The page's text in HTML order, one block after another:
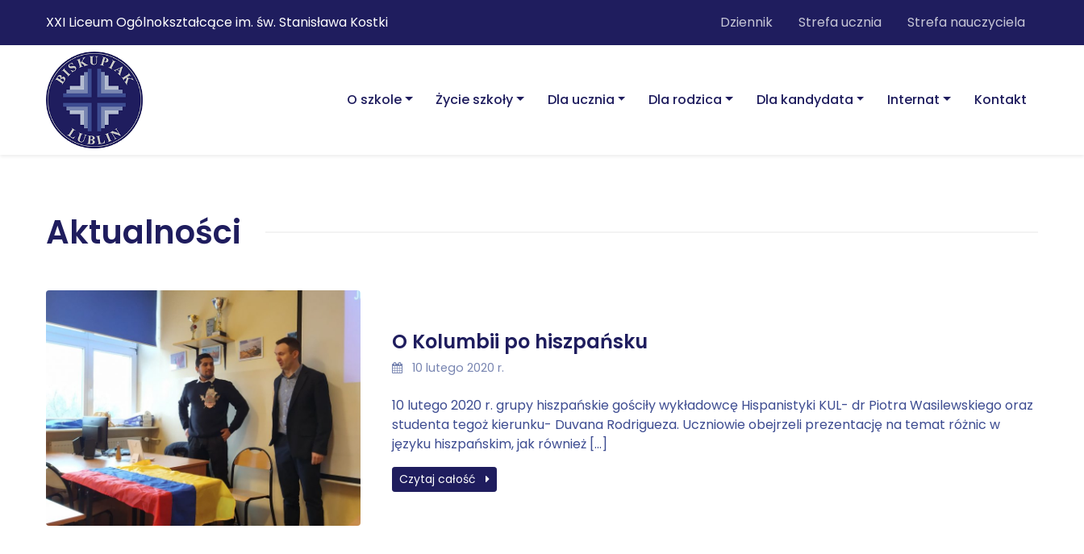
XXI Liceum Ogólnokształcące im. św. Stanisława Kostki Dziennik Strefa ucznia Strefa nauczyciela
O szkole Życie szkoły Dla ucznia Dla rodzica Dla kandydata Internat Kontakt
Aktualności
O Kolumbii po hiszpańsku
10 lutego 2020 r.
10 lutego 2020 r. grupy hiszpańskie gościły wykładowcę Hispanistyki KUL- dr Piotra Wasilewskiego oraz
studenta tegoż kierunku- Duvana Rodrigueza. Uczniowie obejrzeli prezentację na temat różnic w
języku hiszpańskim, jak również […]
Czytaj całość